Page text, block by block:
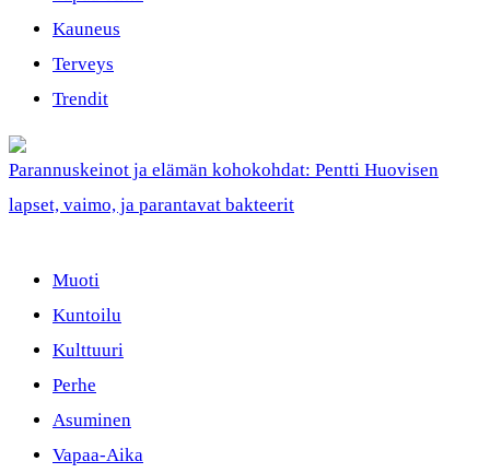
Kauneus
Terveys
Trendit
Parannuskeinot ja elämän kohokohdat: Pentti Huovisen
lapset, vaimo, ja parantavat bakteerit
Muoti
Kuntoilu
Kulttuuri
Perhe
Asuminen
Vapaa-Aika